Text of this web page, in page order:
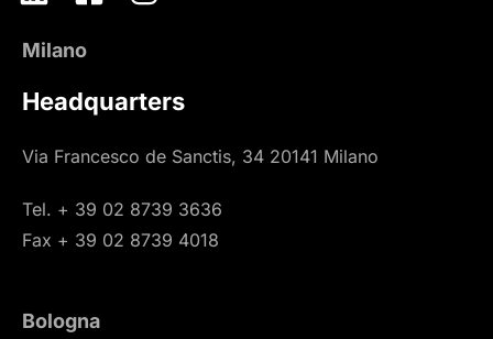
Milano
Headquarters
Via Francesco de Sanctis, 34 20141 Milano
Tel. + 39 02 8739 3636
Fax + 39 02 8739 4018
Bologna